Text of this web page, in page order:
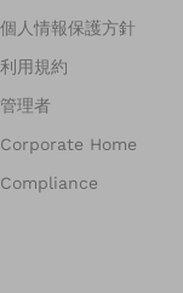
個人情報保護方針
利用規約
管理者
Corporate Home
Compliance